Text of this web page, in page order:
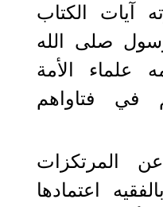
آيات الكتاب
صلى الله
علماء الأمة
في فتاواهم
المرتكزات
اعتمادها